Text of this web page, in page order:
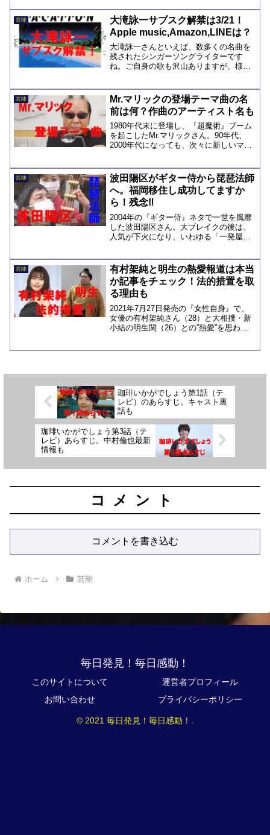
かりました。2020年...
芸能
大滝詠一サブスク解禁は3/21！
Apple music,Amazon,LINEは？
大滝詠一さんといえば、数多くの名曲を
残されたシンガーソングライターです
ね。ご自身の歌も沢山ありますが、様々
2013年12月30日に倒れ、お亡くなりにな
ってしまいましたが、...
芸能
Mr.マリックの登場テーマ曲の名
前は何？作曲のアーティスト名も
1980年代末に登場し、『超魔術』ブーム
を起こしたMr.マリックさん。90年代、
2000年代になっても、次々に新しいマジ
場するときにあのテーマ曲が流れると、
ワクワク...
芸能
波田陽区がギター侍から琵琶法師
へ。福岡移住し成功してますか
ら！残念‼
2004年の『ギター侍』ネタで一世を風靡
した波田陽区さん。大ブレイクの後は、
人気が下火になり、いわゆる「一発屋」
を面白くイジることが多いので、炎上を
起こすこともありまし...
芸能
有村架純と明生の熱愛報道は本当
か記事をチェック！法的措置を取
る理由も
2021年7月27日発売の『女性自身』で、
女優の有村架純さん（28）と大相撲・新
小結の明生関（26）との”熱愛”を思わせ
珈琲いかがでしょう第1話（テ
レビ）のあらすじ。キャスト裏
話も
珈琲いかがでしょう第3話（テ
レビ）あらすじ。中村倫也最新
情報も
コメント
コメントを書き込む
ホーム 芸能
毎日発見！毎日感動！
このサイトについて
運営者プロフィール
お問い合わせ
プライバシーポリシー
© 2021 毎日発見！毎日感動！.